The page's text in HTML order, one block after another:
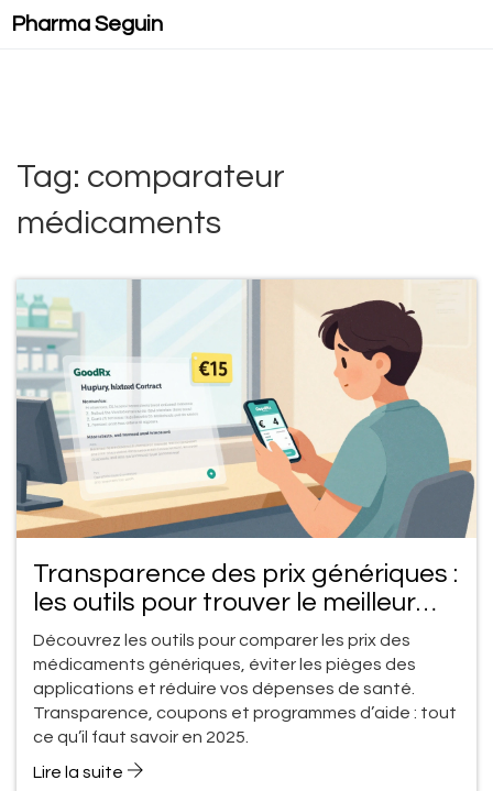
Pharma Seguin
Tag: comparateur
médicaments
Transparence des prix génériques :
les outils pour trouver le meilleur
prix
Découvrez les outils pour comparer les prix des
médicaments génériques, éviter les pièges des
applications et réduire vos dépenses de santé.
Transparence, coupons et programmes d’aide : tout
ce qu’il faut savoir en 2025.
Lire la suite